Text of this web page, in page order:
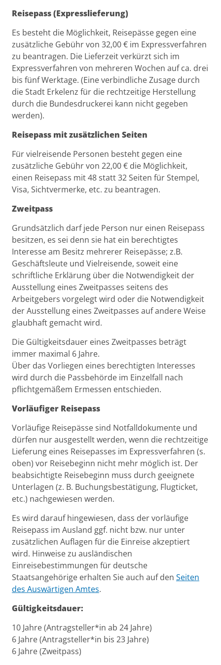
Reisepass (Expresslieferung)
Es besteht die Möglichkeit, Reisepässe gegen eine
zusätzliche Gebühr von 32,00 € im Expressverfahren
zu beantragen. Die Lieferzeit verkürzt sich im
Expressverfahren von mehreren Wochen auf ca. drei
bis fünf Werktage. (Eine verbindliche Zusage durch
die Stadt Erkelenz für die rechtzeitige Herstellung
durch die Bundesdruckerei kann nicht gegeben
werden).
Reisepass mit zusätzlichen Seiten
Für vielreisende Personen besteht gegen eine
zusätzliche Gebühr von 22,00 € die Möglichkeit,
einen Reisepass mit 48 statt 32 Seiten für Stempel,
Visa, Sichtvermerke, etc. zu beantragen.
Zweitpass
Grundsätzlich darf jede Person nur einen Reisepass
besitzen, es sei denn sie hat ein berechtigtes
Interesse am Besitz mehrerer Reisepässe; z.B.
Geschäftsleute und Vielreisende, soweit eine
schriftliche Erklärung über die Notwendigkeit der
Ausstellung eines Zweitpasses seitens des
Arbeitgebers vorgelegt wird oder die Notwendigkeit
der Ausstellung eines Zweitpasses auf andere Weise
glaubhaft gemacht wird.
Die Gültigkeitsdauer eines Zweitpasses beträgt
immer maximal 6 Jahre.
Über das Vorliegen eines berechtigten Interesses
wird durch die Passbehörde im Einzelfall nach
pflichtgemäßem Ermessen entschieden.
Vorläufiger Reisepass
Vorläufige Reisepässe sind Notfalldokumente und
dürfen nur ausgestellt werden, wenn die rechtzeitige
Lieferung eines Reisepasses im Expressverfahren (s.
oben) vor Reisebeginn nicht mehr möglich ist. Der
beabsichtigte Reisebeginn muss durch geeignete
Unterlagen (z. B. Buchungsbestätigung, Flugticket,
etc.) nachgewiesen werden.
Es wird darauf hingewiesen, dass der vorläufige
Reisepass im Ausland ggf. nicht bzw. nur unter
zusätzlichen Auflagen für die Einreise akzeptiert
wird. Hinweise zu ausländischen
Einreisebestimmungen für deutsche
Staatsangehörige erhalten Sie auch auf den Seiten
des Auswärtigen Amtes.
Gültigkeitsdauer:
10 Jahre (Antragsteller*in ab 24 Jahre)
6 Jahre (Antragsteller*in bis 23 Jahre)
6 Jahre (Zweitpass)